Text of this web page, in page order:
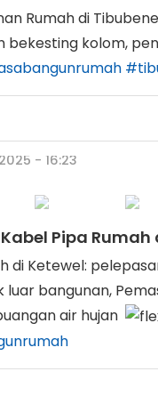
Rumah di
bekesting kolom,
- 16:23
Pipa Rumah
di Ketewel:
bangunan,
air hujan